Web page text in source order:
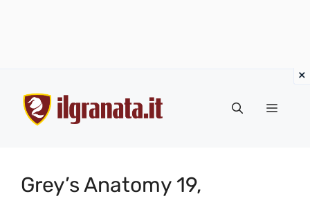
contenuto
Menu
Grey’s Anatomy 19,